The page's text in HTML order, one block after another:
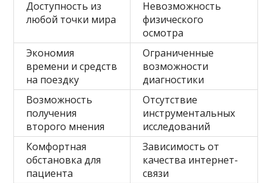
Доступность из
любой точки мира
Невозможность
физического
осмотра
Экономия
времени и средств
на поездку
Ограниченные
возможности
диагностики
Возможность
получения
второго мнения
Отсутствие
инструментальных
исследований
Комфортная
обстановка для
пациента
Зависимость от
качества интернет-
связи